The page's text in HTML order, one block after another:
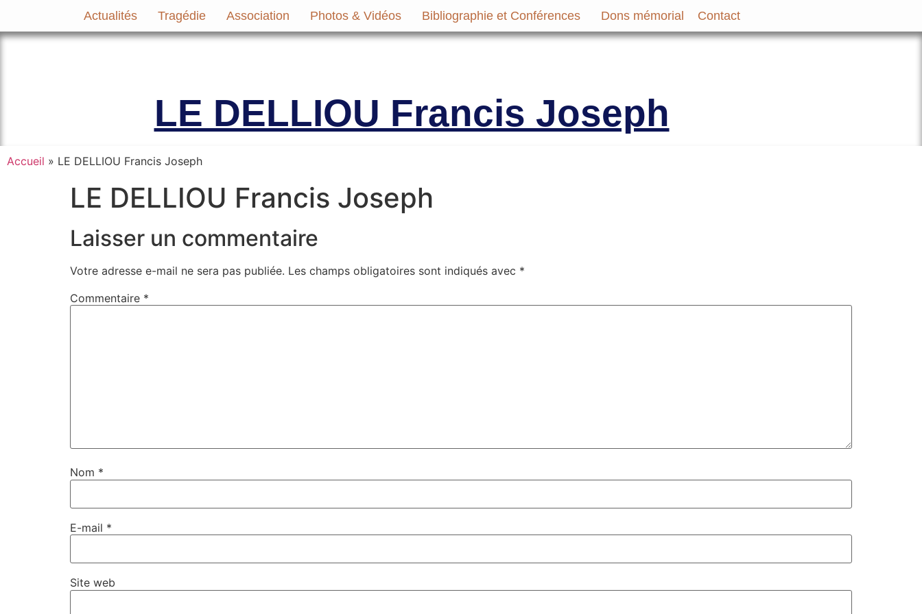
Actualités Tragédie Association Photos & Vidéos Bibliographie et Conférences Dons mémorial Contact
LE DELLIOU Francis Joseph
Accueil » LE DELLIOU Francis Joseph
LE DELLIOU Francis Joseph
Laisser un commentaire
Votre adresse e-mail ne sera pas publiée. Les champs obligatoires sont indiqués avec *
Commentaire *
Nom *
E-mail *
Site web